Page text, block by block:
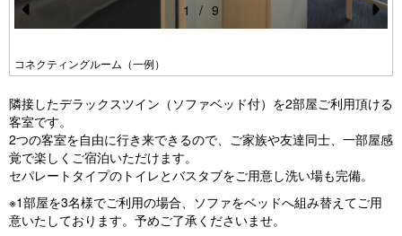
Pr
e
o
u
s
コネクティングルーム（一例）
N
1 / 9
隣接したデラックスツイン（ソファベッド付）を2部屋ご利用頂ける
客室です。
2つの客室を自由に行き来できるので、ご家族や友達同士、一部屋感
覚で楽しくご宿泊いただけます。
セパレートタイプのトイレとバスタブをご用意し洗い場も完備。
※1部屋を3名様でご利用の場合、ソファをベッドへ組み替えてご用
意いたしております。予めご了承くださいませ。